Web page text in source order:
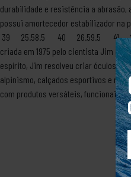
durabilidade e resistência a abrasão,
possui amortecedor
39 25.58.5 40 26.59.5 41
criada em 1975 pelo cientista Jim
espírito, Jim resolveu criar óculos de
alpinismo, calçados esportivos e
com produtos versáteis, funcionais,